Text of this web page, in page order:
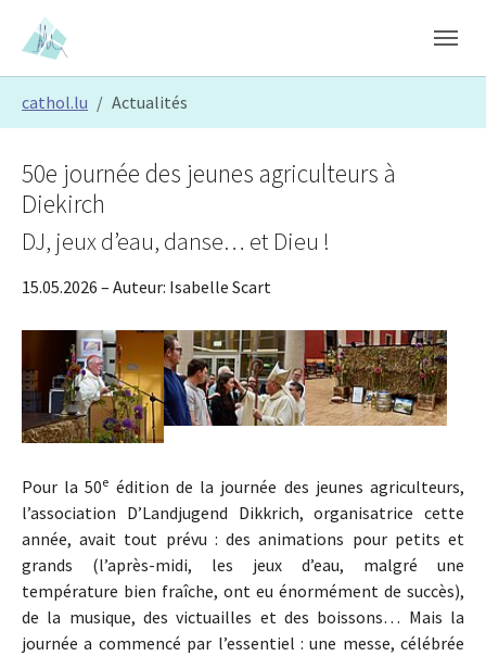
Skip to main content
Skip to page footer
cathol.lu Actualités
Show larger versionShow larger version Show larger version
Pour la 50e édition de la journée des jeunes agriculteurs,
l’association D’Landjugend Dikkrich, organisatrice cette
année, avait tout prévu : des animations pour petits et
grands (l’après-midi, les jeux d’eau, malgré une
température bien fraîche, ont eu énormément de succès),
de la musique, des victuailles et des boissons… Mais la
journée a commencé par l’essentiel : une messe, célébrée
50e journée des jeunes agriculteurs à
Diekirch
DJ, jeux d’eau, danse… et Dieu !
15.05.2026 – Auteur: Isabelle Scart